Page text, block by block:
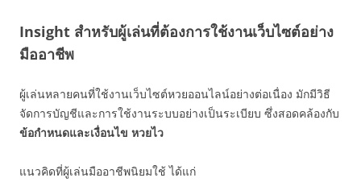
Insight สำหรับผู้เล่นที่ต้องการใช้งานเว็บไซต์อย่าง
มืออาชีพ
ผู้เล่นหลายคนที่ใช้งานเว็บไซต์หวยออนไลน์อย่างต่อเนื่อง มักมีวิธี
จัดการบัญชีและการใช้งานระบบอย่างเป็นระเบียบ ซึ่งสอดคล้องกับ
ข้อกำหนดและเงื่อนไข หวยไว
แนวคิดที่ผู้เล่นมืออาชีพนิยมใช้ ได้แก่